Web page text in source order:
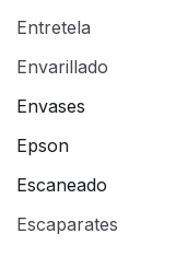
Entretela
Envarillado
Envases
Epson
Escaneado
Escaparates